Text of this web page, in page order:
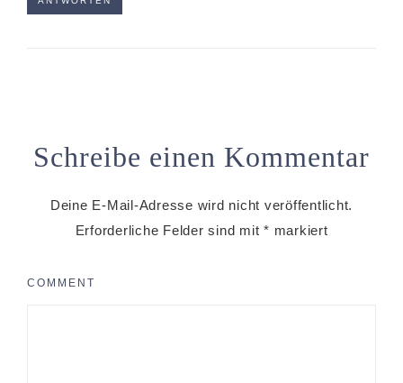
Schreibe einen Kommentar
Deine E-Mail-Adresse wird nicht veröffentlicht.
Erforderliche Felder sind mit * markiert
COMMENT